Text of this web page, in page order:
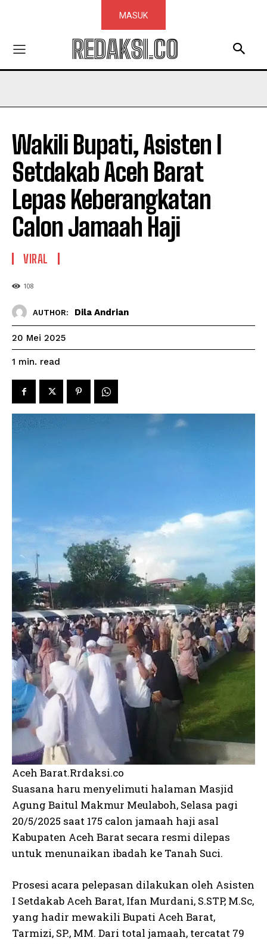
MASUK
REDAKSI.CO
Wakili Bupati, Asisten I
Setdakab Aceh Barat
Lepas Keberangkatan
Calon Jamaah Haji
VIRAL
108
AUTHOR: Dila Andrian
20 Mei 2025
1 min. read
Aceh Barat.Rrdaksi.co
Suasana haru menyelimuti halaman Masjid
Agung Baitul Makmur Meulaboh, Selasa pagi
20/5/2025 saat 175 calon jamaah haji asal
Kabupaten Aceh Barat secara resmi dilepas
untuk menunaikan ibadah ke Tanah Suci.
Prosesi acara pelepasan dilakukan oleh Asisten
I Setdakab Aceh Barat, Ifan Murdani, S.STP, M.Sc,
yang hadir mewakili Bupati Aceh Barat,
Tarmizi, SP., MM. Dari total jamaah, tercatat 79